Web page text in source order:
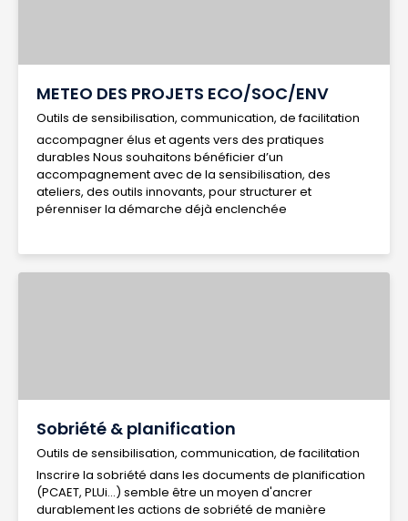
METEO DES PROJETS ECO/SOC/ENV
Outils de sensibilisation, communication, de facilitation
accompagner élus et agents vers des pratiques
durables Nous souhaitons bénéficier d’un
accompagnement avec de la sensibilisation, des
ateliers, des outils innovants, pour structurer et
pérenniser la démarche déjà enclenchée
Sobriété & planification
Outils de sensibilisation, communication, de facilitation
Inscrire la sobriété dans les documents de planification
(PCAET, PLUi...) semble être un moyen d'ancrer
durablement les actions de sobriété de manière